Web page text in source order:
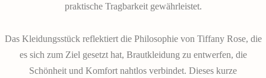
praktische Tragbarkeit gewährleistet.
Das Kleidungsstück reflektiert die Philosophie von Tiffany Rose, die
es sich zum Ziel gesetzt hat, Brautkleidung zu entwerfen, die
Schönheit und Komfort nahtlos verbindet. Dieses kurze